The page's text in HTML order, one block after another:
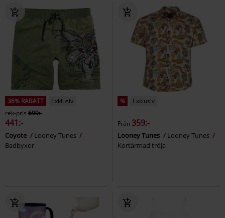
36% RABATT
Exklusiv
rek-pris 699:-
441:-
Coyote
Looney Tunes
Badbyxor
% Exklusiv
Från 359:-
Looney Tunes
Looney Tunes
Kortärmad tröja